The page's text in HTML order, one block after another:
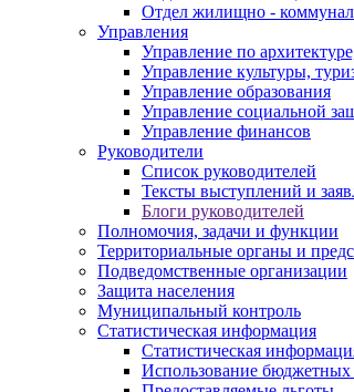
Отдел жилищно -
Управления
Управление по
Управление культуры,
Управление образования
Управление социальной
Управление финансов
Руководители
Список руководителей
Тексты выступлений и
Блоги руководителей
Полномочия, задачи и функции
Территориальные органы и
Подведомственные организации
Защита населения
Муниципальный контроль
Статистическая информация
Статистическая
Использование бюджетных